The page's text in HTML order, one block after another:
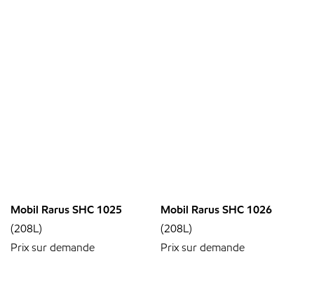
Mobil Rarus SHC 1025
(208L)
Prix sur demande
Mobil Rarus SHC 1026
(208L)
Prix sur demande